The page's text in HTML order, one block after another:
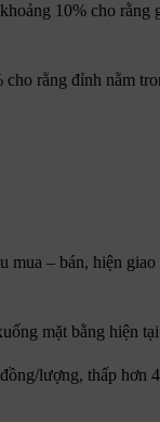
10% cho rằng
rằng đỉnh nằm
mua – bán, hiện giao
mặt bằng hiện
lượng, thấp hơn